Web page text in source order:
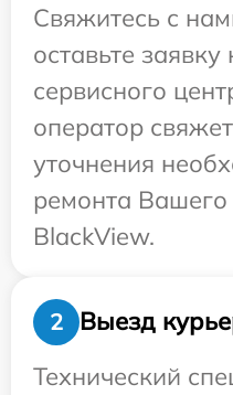
Свяжитесь с
оставьте заявку
сервисного
оператор
уточнения
ремонта Вашего
BlackView.
2
Выезд
Технический